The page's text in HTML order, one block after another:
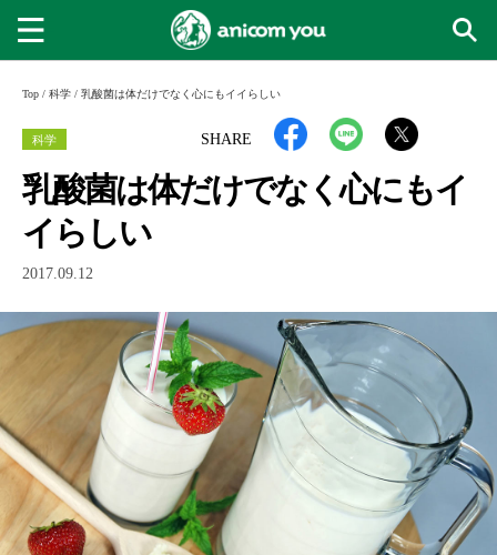
Top / 科学 / 乳酸菌は体だけでなく心にもイイらしい
SHARE
科学
乳酸菌は体だけでなく心にもイ
イらしい
2017.09.12